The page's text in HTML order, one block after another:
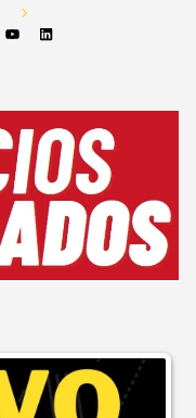
YouTube